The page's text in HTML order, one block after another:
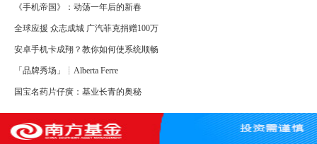
《手机帝国》：动荡一年后的新春
全球应援 众志成城 广汽菲克捐赠100万
安卓手机卡成翔？教你如何使系统顺畅
「品牌秀场」┊Alberta Ferre
国宝名药片仔癀：基业长青的奥秘